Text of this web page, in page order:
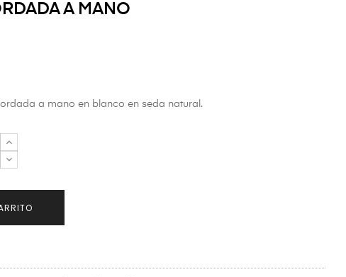
A MANO
a mano en blanco en seda natural.